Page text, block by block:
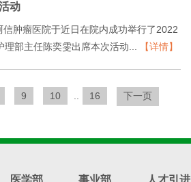
动
肿瘤医院于近日在院内成功举行了2022
部主任陈奕雯出席本次活动...
【详情】
9 10 16 下一页
医学部 事业部 人才引进